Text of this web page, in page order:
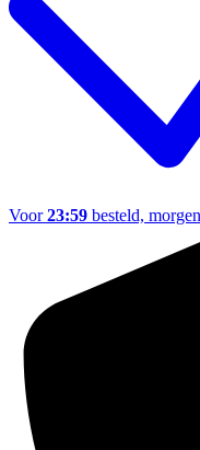
Voor23:59 besteld, morgen